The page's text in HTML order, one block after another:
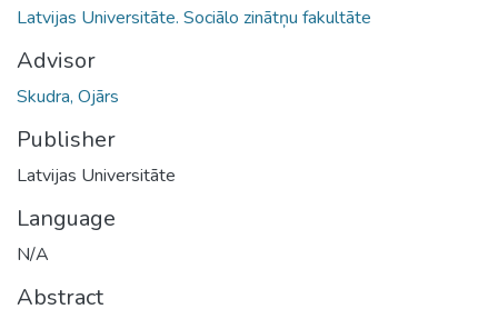
Latvijas Universitāte. Sociālo zinātņu fakultāte
Advisor
Skudra, Ojārs
Publisher
Latvijas Universitāte
Language
N/A
Abstract